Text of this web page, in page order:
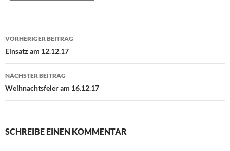
Beitragsnavigation
VORHERIGER BEITRAG
Einsatz am 12.12.17
NÄCHSTER BEITRAG
Weihnachtsfeier am 16.12.17
SCHREIBE EINEN KOMMENTAR